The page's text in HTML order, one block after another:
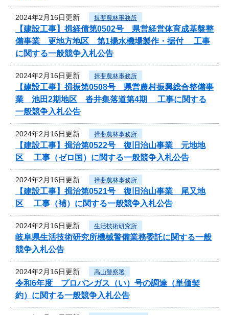
2024年2月16日更新 揖斐農林事務所
【建設工事】揖経債第0502号 県営経営体育成基盤整
備事業 更地方地区 第1揚水機場製作・据付 工事
に関する一般競争入札公告
2024年2月16日更新 揖斐農林事務所
【建設工事】揖振第0508号 県営農村振興総合整備事
業 池田2期地区 沓井集落道第4期 工事に関する
一般競争入札公告
2024年2月16日更新 揖斐農林事務所
【建設工事】揖治第0522号 復旧治山事業 元地地
区 工事（ゼロ国）に関する一般競争入札公告
2024年2月16日更新 揖斐農林事務所
【建設工事】揖治第0521号 復旧治山事業 尾又地
区 工事（補）に関する一般競争入札公告
2024年2月16日更新 生活技術研究所
岐阜県生活技術研究所機械警備業務委託に関する一般
競争入札公告
2024年2月16日更新 高山警察署
令和6年度 プロパンガス（い）号の調達（単価契
約）に関する一般競争入札公告